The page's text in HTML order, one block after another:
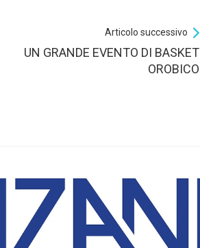
Articolo successivo
UN GRANDE EVENTO DI BASKET
OROBICO